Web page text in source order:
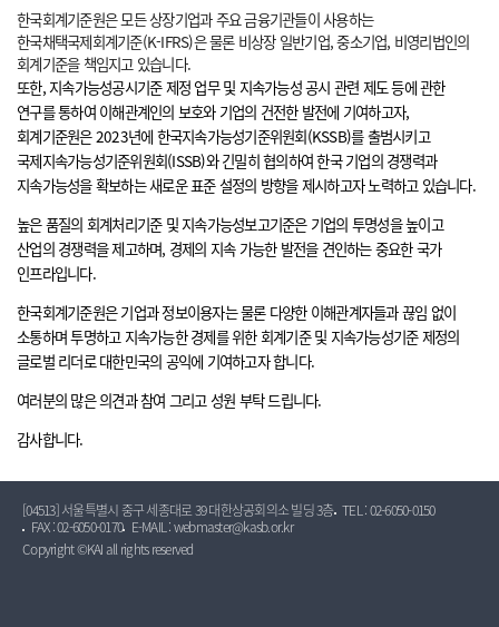
한국회계기준원은 모든 상장기업과 주요 금융기관들이 사용하는
한국채택국제회계기준(K-IFRS)은 물론 비상장 일반기업, 중소기업, 비영리법인의
회계기준을 책임지고 있습니다.
또한, 지속가능성공시기준 제정 업무 및 지속가능성 공시 관련 제도 등에 관한
연구를 통하여 이해관계인의 보호와 기업의 건전한 발전에 기여하고자,
회계기준원은 2023년에 한국지속가능성기준위원회(KSSB)를 출범시키고
국제지속가능성기준위원회(ISSB)와 긴밀히 협의하여 한국 기업의 경쟁력과
지속가능성을 확보하는 새로운 표준 설정의 방향을 제시하고자 노력하고 있습니다.
높은 품질의 회계처리기준 및 지속가능성보고기준은 기업의 투명성을 높이고
산업의 경쟁력을 제고하며, 경제의 지속 가능한 발전을 견인하는 중요한 국가
인프라입니다.
한국회계기준원은 기업과 정보이용자는 물론 다양한 이해관계자들과 끊임 없이
소통하며 투명하고 지속가능한 경제를 위한 회계기준 및 지속가능성기준 제정의
글로벌 리더로 대한민국의 공익에 기여하고자 합니다.
여러분의 많은 의견과 참여 그리고 성원 부탁 드립니다.
감사합니다.
[04513] 서울특별시 중구 세종대로 39 대한상공회의소 빌딩 3층 TEL : 02-6050-0150
FAX : 02-6050-0170
E-MAIL : webmaster@kasb.or.kr
Copyright ©KAI all rights reserved